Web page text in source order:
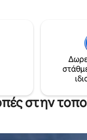
είσοδο του
στην περιοχή Rogers,
εξαιρετικά σημεία για
και πεζοπορία.
από 2 μίλια από τη
στην